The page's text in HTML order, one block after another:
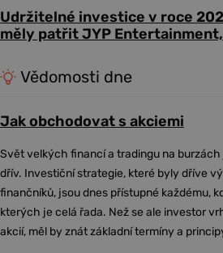
Udržitelné investice v roce
měly patřit JYP
Vědomosti dne
Jak obchodovat s akciemi
Svět velkých financí a tradingu na
dřív. Investiční strategie, které byly dříve
finančníků, jsou dnes přístupné každému,
kterých je celá řada. Než se ale investor
akcií, měl by znát základní termíny a